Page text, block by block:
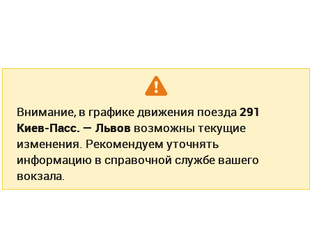
Внимание, в графике движения поезда291
Киев-Пасс. — Львов возможны текущие
изменения. Рекомендуем уточнять
информацию в справочной службе вашего
вокзала.